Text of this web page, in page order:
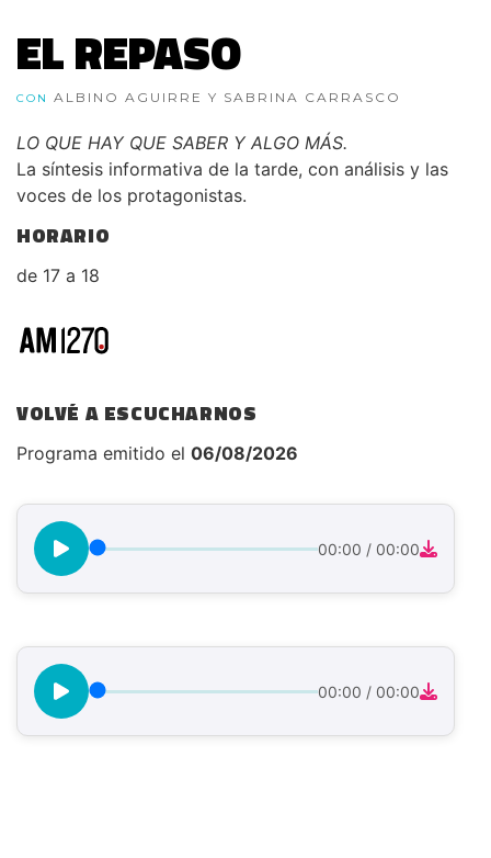
EL REPASO
CON ALBINO AGUIRRE Y SABRINA CARRASCO
LO QUE HAY QUE SABER Y ALGO MÁS.
La síntesis informativa de la tarde, con análisis y las
voces de los protagonistas.
HORARIO
de 17 a 18
VOLVÉ A ESCUCHARNOS
Programa emitido el 06/08/2026
00:00 / 00:00
00:00 / 00:00